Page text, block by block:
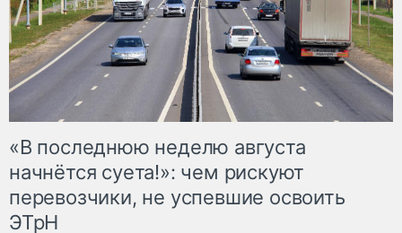
«В последнюю неделю августа
начнётся суета!»: чем рискуют
перевозчики, не успевшие освоить
ЭТрН